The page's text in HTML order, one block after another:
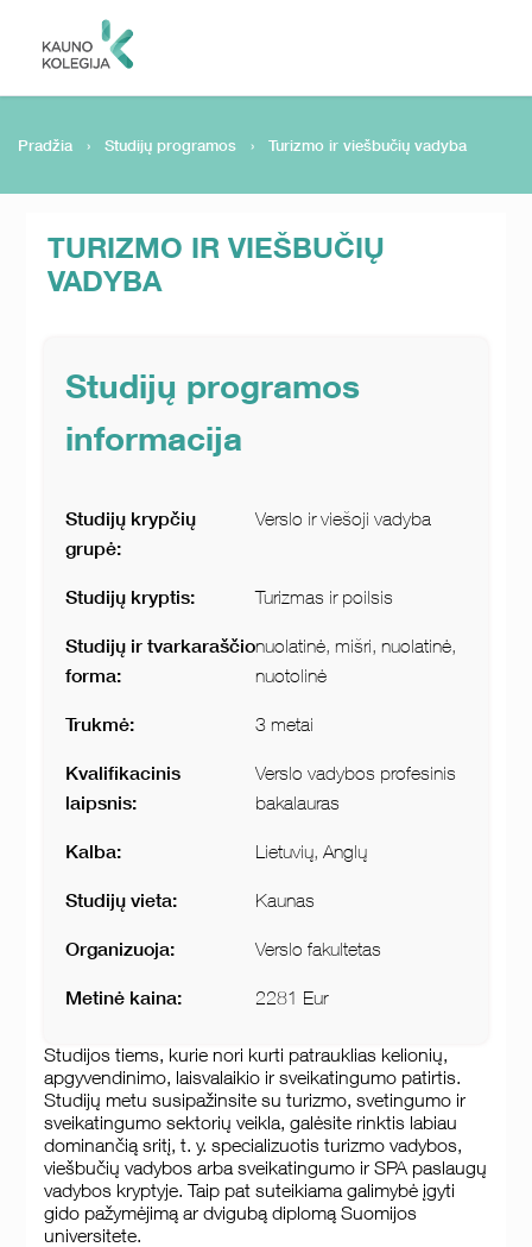
Pradžia › Studijų programos › Turizmo ir viešbučių vadyba
TURIZMO IR VIEŠBUČIŲ
VADYBA
Studijos tiems, kurie nori kurti patrauklias kelionių,
apgyvendinimo, laisvalaikio ir sveikatingumo patirtis.
Studijų metu susipažinsite su turizmo, svetingumo ir
sveikatingumo sektorių veikla, galėsite rinktis labiau
dominančią sritį, t. y. specializuotis turizmo vadybos,
viešbučių vadybos arba sveikatingumo ir SPA paslaugų
vadybos kryptyje. Taip pat suteikiama galimybė įgyti
gido pažymėjimą ar dvigubą diplomą Suomijos
universitete.
Studijų programos
informacija
Studijų krypčių
grupė:
Verslo ir viešoji vadyba
Studijų kryptis: Turizmas ir poilsis
Studijų ir tvarkaraščio
forma:
nuolatinė, mišri, nuolatinė,
nuotolinė
Trukmė: 3 metai
Kvalifikacinis
laipsnis:
Verslo vadybos profesinis
bakalauras
Kalba: Lietuvių, Anglų
Studijų vieta: Kaunas
Organizuoja: Verslo fakultetas
Metinė kaina: 2281 Eur